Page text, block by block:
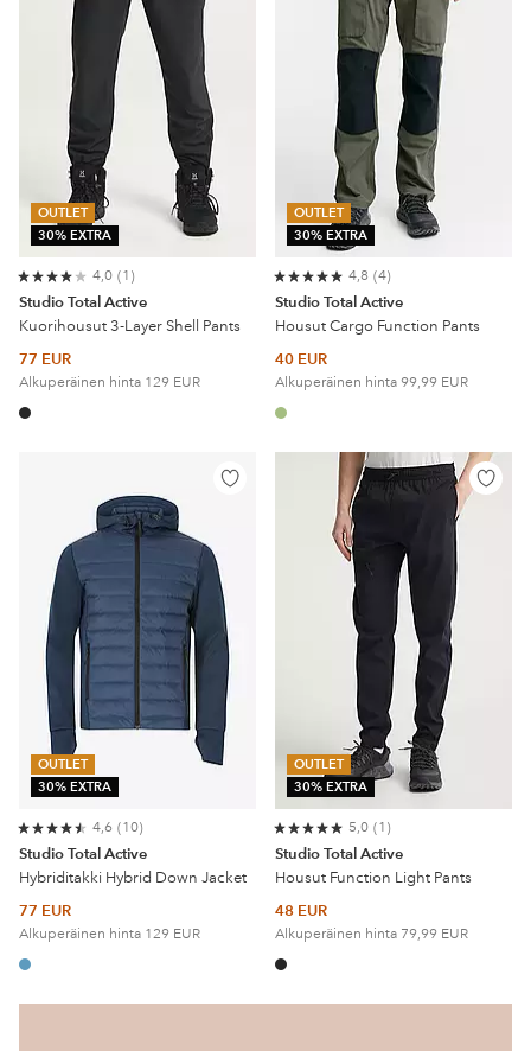
OUTLET
30% EXTRA
4,0 1
Studio Total Active
Kuorihousut 3-Layer Shell Pants
77 EUR
Alkuperäinen hinta 129 EUR
OUTLET
30% EXTRA
4,8 4
Studio Total Active
Housut Cargo Function Pants
40 EUR
Alkuperäinen hinta 99,99 EUR
OUTLET
30% EXTRA
Lisää
4,6 10
Studio Total Active
Hybriditakki Hybrid Down Jacket
77 EUR
Alkuperäinen hinta 129 EUR
OUTLET
30% EXTRA
Lisää
5,0 1
Studio Total Active
Housut Function Light Pants
48 EUR
Alkuperäinen hinta 79,99 EUR